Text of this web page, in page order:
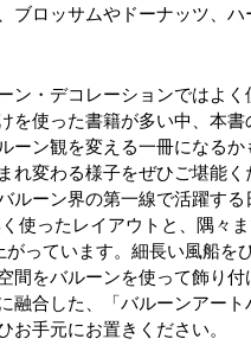
ブロッサムやドーナッツ、
ン・デコレーションではよ
を使った書籍が多い中、本
ーン観を変える一冊になる
れ変わる様子をぜひご堪能
ルーン界の第一線で活躍す
使ったレイアウトと、隅々
っています。細長い風船を
間をバルーンを使って飾り付
融合した、「バルーンアー
手元にお置きください。